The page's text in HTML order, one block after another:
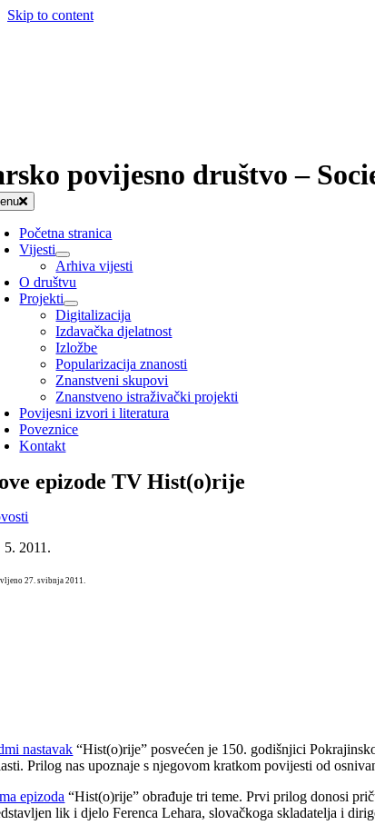
Skip to content
povijesno društvo –
Početna stranica
Vijesti
Arhiva vijesti
O društvu
Projekti
Digitalizacija
Izdavačka djelatnost
Izložbe
Popularizacija znanosti
Znanstveni skupovi
Znanstveno istraživački projekti
Povijesni izvori i literatura
Poveznice
Kontakt
epizode TV Hist(o)rije
5. 2011.
27. svibnja 2011.
nastavak “Hist(o)rije” posvećen je 150. godišnjici
Prilog nas upoznaje s njegovom kratkom povijesti od
epizoda “Hist(o)rije” obrađuje tri teme. Prvi prilog donosi
lik i djelo Ferenca Lehara, slovačkoga skladatelja i